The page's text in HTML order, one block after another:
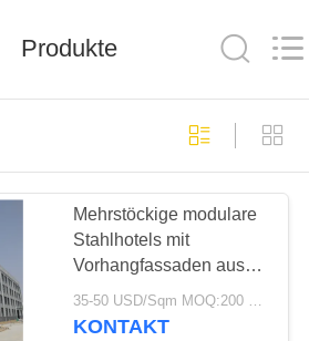
320
Produkte
Mehrstöckige modulare
Stahlhotels mit
Vorhangfassaden aus
Glas
35-50 USD/Sqm MOQ:200 sqm
KONTAKT